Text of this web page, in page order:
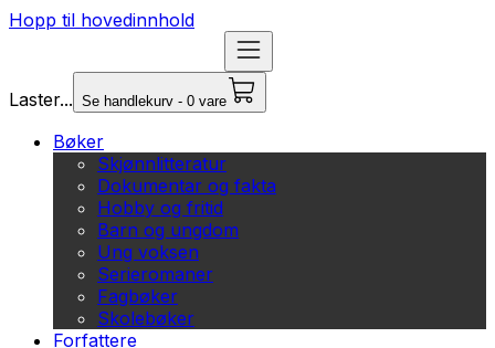
Hopp til hovedinnhold
Laster... Se handlekurv - 0 vare
Bøker
Skjønnlitteratur
Dokumentar og fakta
Hobby og fritid
Barn og ungdom
Ung voksen
Serieromaner
Fagbøker
Skolebøker
Forfattere